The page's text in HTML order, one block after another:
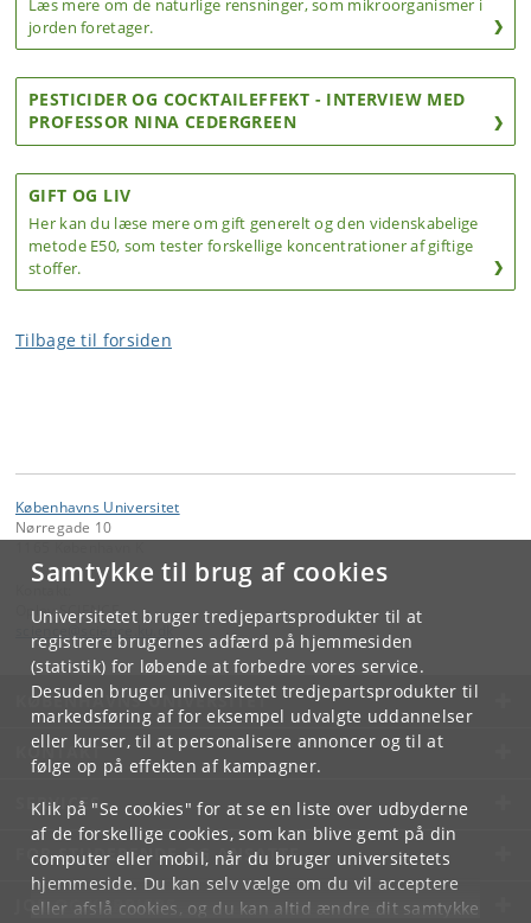
Samtykke til brug af cookies
Universitetet bruger tredjepartsprodukter til at
registrere brugernes adfærd på hjemmesiden
(statistik) for løbende at forbedre vores service.
Desuden bruger universitetet tredjepartsprodukter til
markedsføring af for eksempel udvalgte uddannelser
eller kurser, til at personalisere annoncer og til at
følge op på effekten af kampagner.
Klik på "Se cookies" for at se en liste over udbyderne
af de forskellige cookies, som kan blive gemt på din
computer eller mobil, når du bruger universitetets
hjemmeside. Du kan selv vælge om du vil acceptere
eller afslå cookies, og du kan altid ændre dit samtykke
Læs mere om de naturlige rensninger, som mikroorganismer i
jorden foretager.
PESTICIDER OG COCKTAILEFFEKT - INTERVIEW MED
PROFESSOR NINA CEDERGREEN
GIFT OG LIV
Her kan du læse mere om gift generelt og den videnskabelige
metode E50, som tester forskellige koncentrationer af giftige
stoffer.
Tilbage til forsiden
Københavns Universitet
Nørregade 10
Oplev SCIENCE
dk
KØBENHAVNS UNIVERSITET
KONTAKT
SERVICES
FOR STUDERENDE OG ANSATTE
JOB OG KARRIERE